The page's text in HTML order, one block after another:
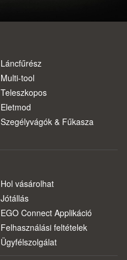
Láncfűrész
Multi-tool
Teleszkopos
Eletmod
Szegélyvágók & Fűkasza
Hol vásárolhat
Jótállás
EGO Connect Applikáció
Felhasználási feltételek
Ügyfélszolgálat